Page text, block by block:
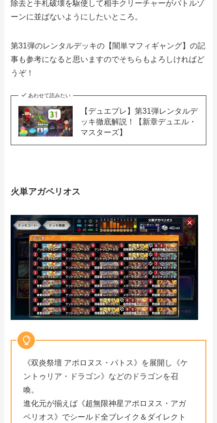
除去と手札破壊を駆使して相手クリーチャーがバトルゾ
ーンに並ばないようにしたいところ。
第31弾のレンタルデッキの【闇単マフィギャング】の記
事も参考になると思いますのでそちらもよろしければど
うぞ！
あわせて読みたい
【デュエプレ】第31弾レンタルデ
ッキ徹底解説！【新章デュエル・
マスターズ】
火単アガペリオス
《双炎祭壇 アポロヌス・パトス》を展開し《ケ
ントゥリア・ドラゴン》などのドラゴンを召
喚。
進化元が揃えば《超無限神星アポロヌス・アガ
ペリオス》でシールド全ブレイク＆ダイレクト